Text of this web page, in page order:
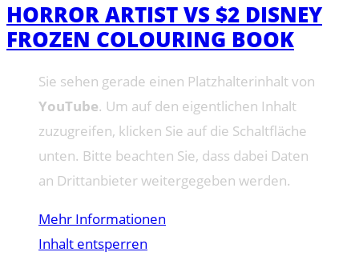
HORROR ARTIST VS $2 DISNEY
FROZEN COLOURING BOOK
Sie sehen gerade einen Platzhalterinhalt von
YouTube. Um auf den eigentlichen Inhalt
zuzugreifen, klicken Sie auf die Schaltfläche
unten. Bitte beachten Sie, dass dabei Daten
an Drittanbieter weitergegeben werden.
Mehr Informationen
Inhalt entsperren